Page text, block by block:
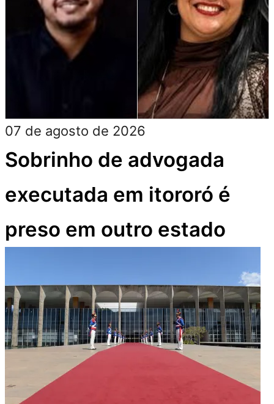
07 de agosto de 2026
Sobrinho de advogada
executada em itororó é
preso em outro estado